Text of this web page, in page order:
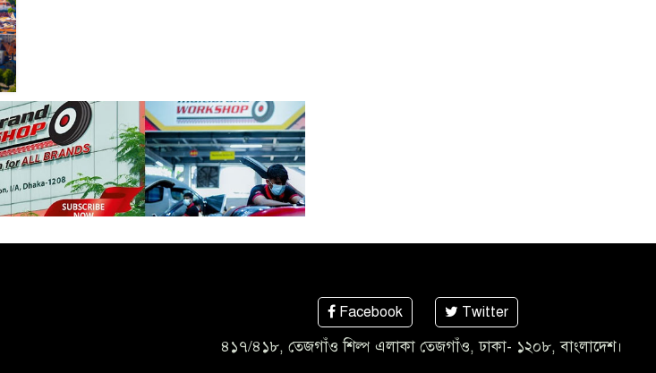
Facebook Twitter
৪১৭/৪১৮, তেজগাঁও শিল্প এলাকা তেজগাঁও, ঢাকা- ১২০৮, বাংলাদেশ।